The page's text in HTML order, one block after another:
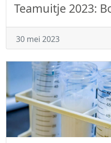
Teamuitje 2023:
30 mei 2023